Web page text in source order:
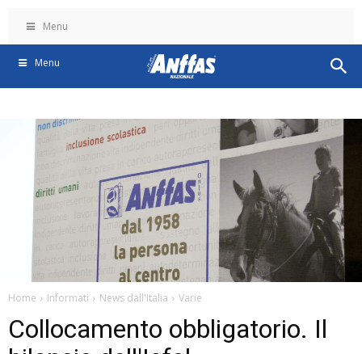
Menu
Menu
Home Informati News dall'Italia Varie
Collocamento obbligatorio. Il